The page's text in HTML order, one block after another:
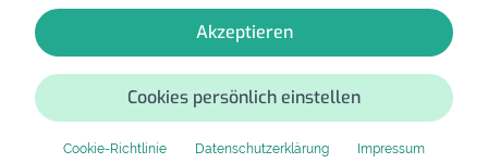
Akzeptieren
Cookies persönlich einstellen
Cookie-Richtlinie Datenschutzerklärung Impressum